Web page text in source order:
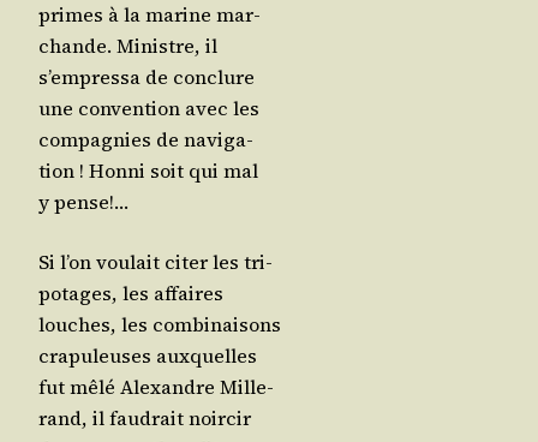
primes à la marine mar­
chande. Ministre, il
s’empressa de conclure
une conven­tion avec les
com­pa­gnies de navi­ga­
tion ! Hon­ni soit qui mal
y pense!…
Si l’on vou­lait citer les tri­
po­tages, les affaires
louches, les com­bi­nai­sons
cra­pu­leuses aux­quelles
fut mêlé Alexandre Mil­le­
rand, il fau­drait noir­cir